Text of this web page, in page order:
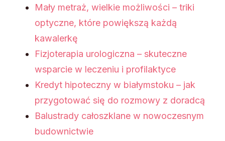
Mały metraż, wielkie możliwości – triki
optyczne, które powiększą każdą
kawalerkę
Fizjoterapia urologiczna – skuteczne
wsparcie w leczeniu i profilaktyce
Kredyt hipoteczny w białymstoku – jak
przygotować się do rozmowy z doradcą
Balustrady całoszklane w nowoczesnym
budownictwie